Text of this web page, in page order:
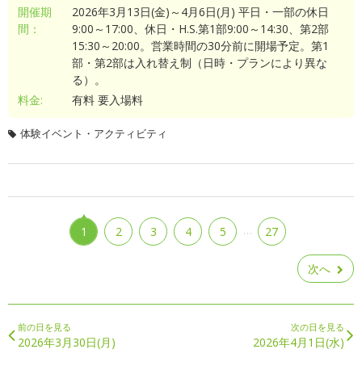
開催期
間：
2026年3月13日(金)～4月6日(月) 平日・一部の休日
9:00～17:00、休日・H.S.第1部9:00～14:30、第2部
15:30～20:00。営業時間の30分前に開場予定。第1
部・第2部は入れ替え制（日時・プランにより異な
る）。
料金:
有料 要入場料
体験イベント・アクティビティ
1 2 3 4 5 … 27
次へ
前の日を見る
2026年3月30日(月)
次の日を見る
2026年4月1日(水)